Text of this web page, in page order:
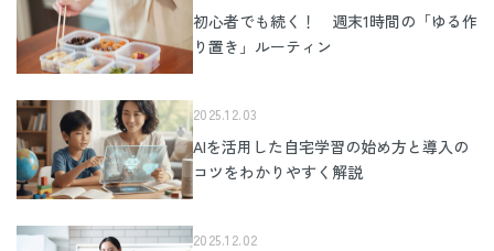
初心者でも続く！ 週末1時間の「ゆる作
り置き」ルーティン
2025.12.03
AIを活用した自宅学習の始め方と導入の
コツをわかりやすく解説
2025.12.02